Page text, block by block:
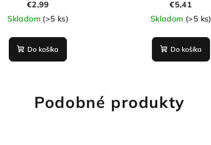
€2,99
Skladom (>5 ks)
Do košíka
€5,41
Skladom (>5 ks)
Do košíka
Podobné produkty